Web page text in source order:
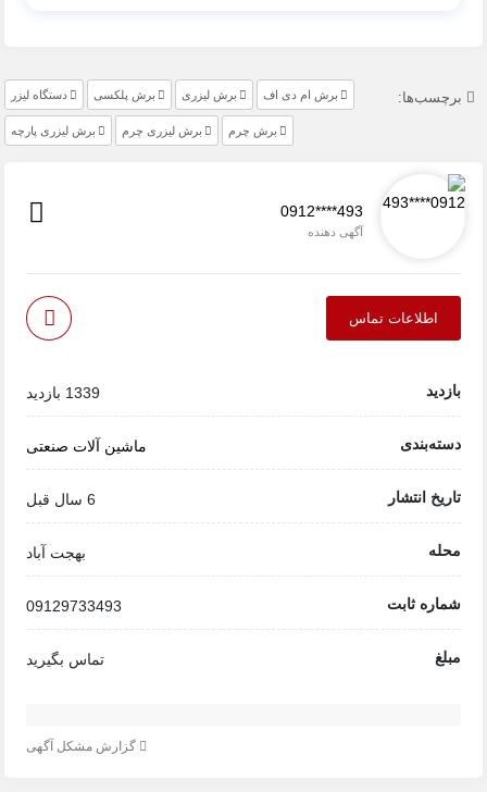
برچسب‌ها: برش ام دی اف برش لیزری برش پلکسی دستگاه لیزر
برش چرم برش لیزری چرم برش لیزری پارچه
0912****493
آگهی دهنده
اطلاعات تماس
بازدید 1339 بازدید
دسته‌بندی ماشین آلات صنعتی
تاریخ انتشار 6 سال قبل
محله بهجت آباد
شماره ثابت 09129733493
مبلغ تماس بگیرید
گزارش مشکل آگهی